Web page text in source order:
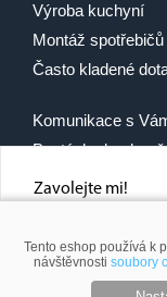
Tento eshop používá k
návštěvnosti soubory
Zavolejte mi!
Napište nám
můžeme nabídnout
Výroba kuchyní
Montáž spotřebičů
Často kladené
Komunikace s
Poptávka kuchyně
Recepty
©